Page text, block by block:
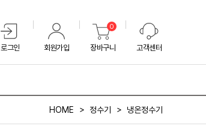
로그인 회원가입
0
장바구니 고객센터
HOME 정수기 냉온정수기